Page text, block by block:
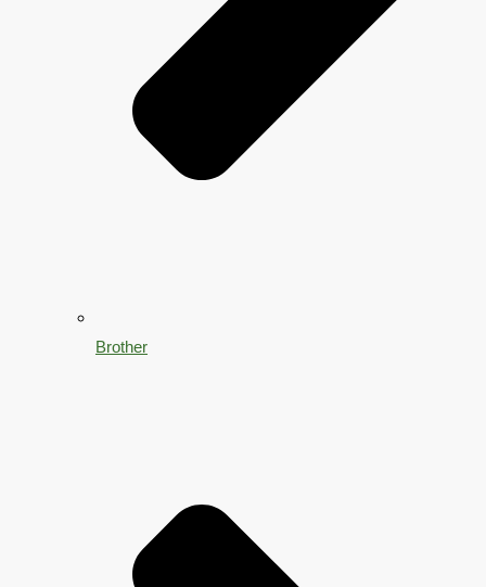
Brother